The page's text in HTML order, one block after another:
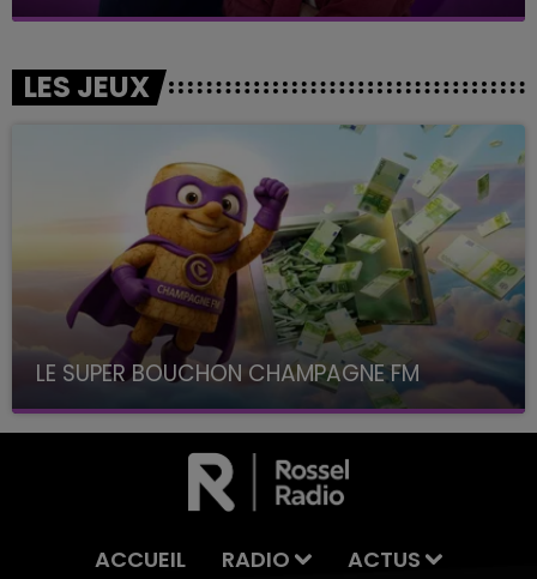
LES JEUX
LE SUPER BOUCHON CHAMPAGNE FM
avec La Famille Champagne FM, à 8H10
ACCUEIL RADIO ACTUS